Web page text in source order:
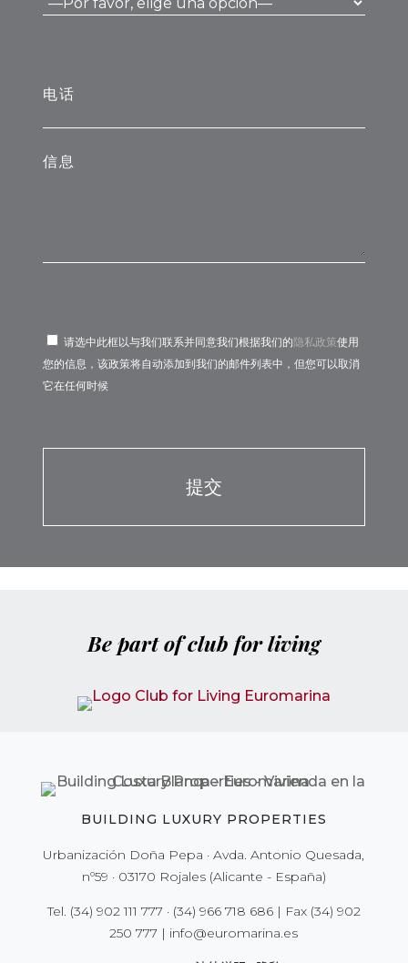
电话
信息
请选中此框以与我们联系并同意我们根据我们的 隐私政策使用
您的信息，该政策将自动添加到我们的邮件列表中，但您可以取消
它在任何时候
Be part of club for living
BUILDING LUXURY PROPERTIES
Urbanización Doña Pepa · Avda. Antonio Quesada,
nº59 · 03170 Rojales (Alicante - España)
Tel. (34) 902 111 777 · (34) 966 718 686| Fax (34) 902
250 777 | info@euromarina.es